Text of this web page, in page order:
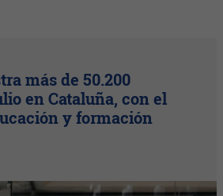
más de 50.200
en Cataluña, con el
y formación